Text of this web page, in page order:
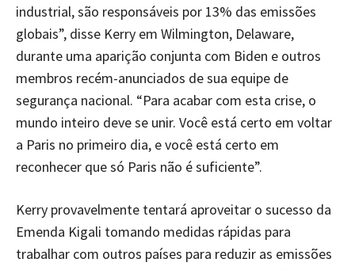
industrial, são responsáveis por 13% das emissões
globais”, disse Kerry em Wilmington, Delaware,
durante uma aparição conjunta com Biden e outros
membros recém-anunciados de sua equipe de
segurança nacional. “Para acabar com esta crise, o
mundo inteiro deve se unir. Você está certo em voltar
a Paris no primeiro dia, e você está certo em
reconhecer que só Paris não é suficiente”.
Kerry provavelmente tentará aproveitar o sucesso da
Emenda Kigali tomando medidas rápidas para
trabalhar com outros países para reduzir as emissões